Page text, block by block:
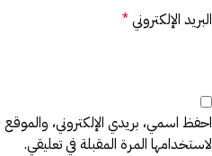
البريد الإلكتروني*
احفظ اسمي، بريدي الإلكتروني، والموقع
لاستخدامها المرة المقبلة في تعليقي.